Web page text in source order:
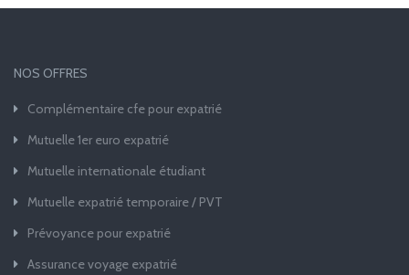
NOS OFFRES
Complémentaire cfe pour expatrié
Mutuelle 1er euro expatrié
Mutuelle internationale étudiant
Mutuelle expatrié temporaire / PVT
Prévoyance pour expatrié
Assurance voyage expatrié